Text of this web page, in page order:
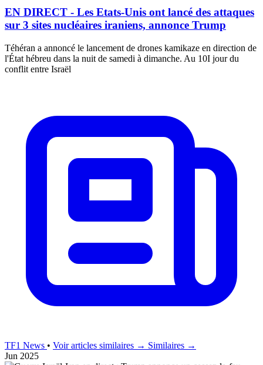
EN DIRECT - Les Etats-Unis ont lancé des attaques
sur 3 sites nucléaires iraniens, annonce Trump
Téhéran a annoncé le lancement de drones kamikaze en direction de
l'État hébreu dans la nuit de samedi à dimanche. Au 10I jour du
conflit entre Israël
TF1 News • Voir articles similaires → Similaires →
Jun 2025